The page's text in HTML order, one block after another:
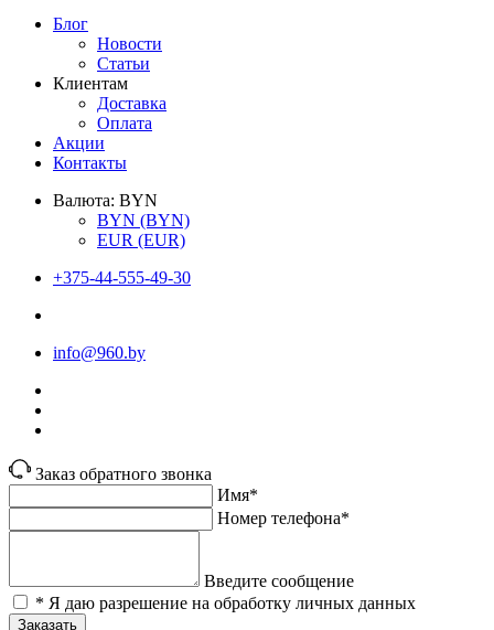
Блог
Новости
Статьи
Клиентам
Доставка
Оплата
Акции
Контакты
Валюта: BYN
BYN (BYN)
EUR (EUR)
+375-44-555-49-30
info@960.by
Заказ обратного звонка
Имя*
Номер телефона*
Введите сообщение
* Я даю разрешение на обработку личных данных
Заказать